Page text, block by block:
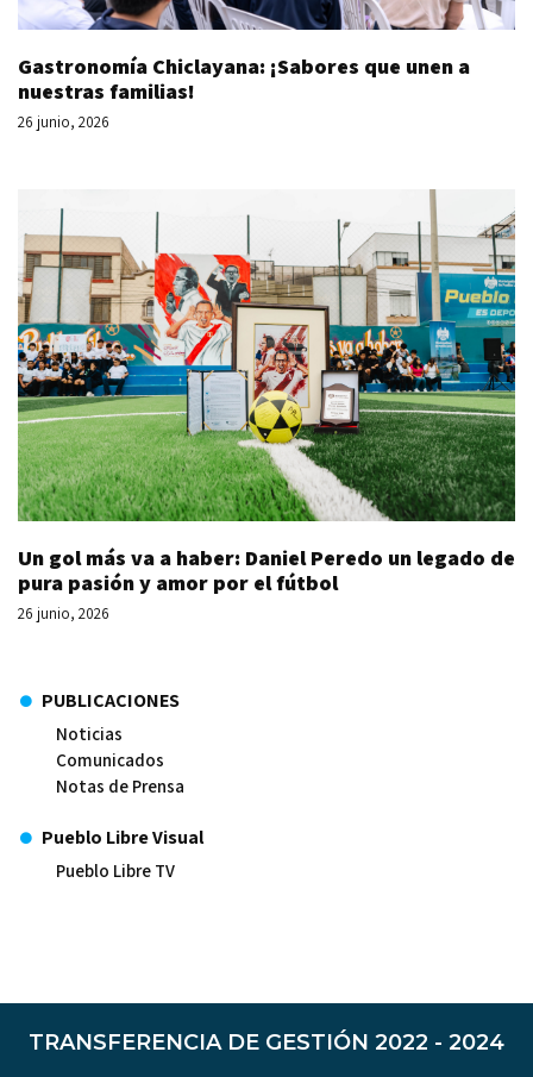
Gastronomía Chiclayana: ¡Sabores que unen a
nuestras familias!
26 junio, 2026
Un gol más va a haber: Daniel Peredo un legado de
pura pasión y amor por el fútbol
26 junio, 2026
PUBLICACIONES
Noticias
Comunicados
Notas de Prensa
Pueblo Libre Visual
Pueblo Libre TV
TRANSFERENCIA DE GESTIÓN 2022 - 2024